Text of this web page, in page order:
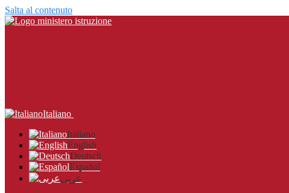
Salta al contenuto
Italiano
Italiano
English
Deutsch
Español
عربى